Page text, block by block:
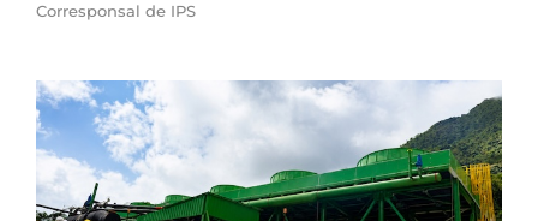
Corresponsal de IPS